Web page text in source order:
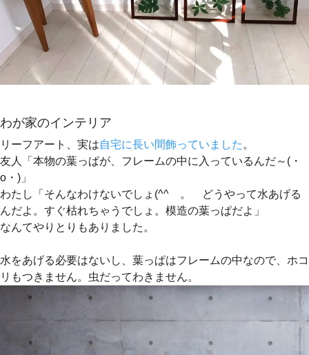
わが家のインテリア
リーフアート、実は自宅に長い間飾っていました 。
友人「本物の葉っぱが、フレームの中に入っているんだ～(・
o・)」
わたし「そんなわけないでしょ(^^ゞ。 どうやって水あげる
んだよ。すぐ枯れちゃうでしょ。模造の葉っぱだよ」
なんてやりとりもありました。
水をあげる必要はないし、葉っぱはフレームの中なので、ホコ
リもつきません。虫だってわきません。